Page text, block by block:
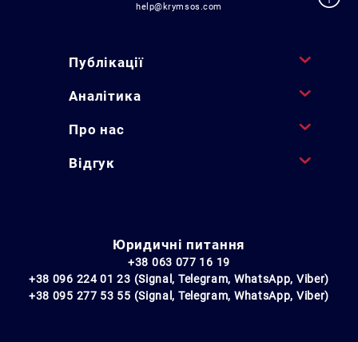
help@krymsos.com
Публікації
Аналітика
Про нас
Відгук
Юридичні питання
+38 063 077 16 19
+38 096 224 01 23 (Signal, Telegram, WhatsApp, Viber)
+38 095 277 53 55 (Signal, Telegram, WhatsApp, Viber)